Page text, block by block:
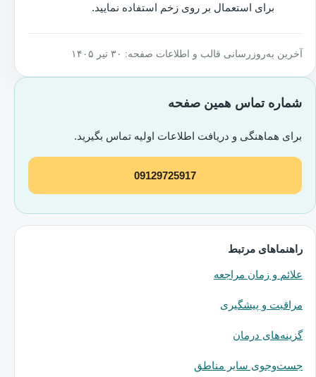
برای استعمال بر روی زخم استفاده نمایید.
آخرین به‌روزرسانی قالب و اطلاعات صفحه: ۳۰ تیر ۱۴۰۵
شماره تماس همین صفحه
برای هماهنگی و دریافت اطلاعات اولیه تماس بگیرید.
09129725917
راهنماهای مرتبط
علائم و زمان مراجعه
مراقبت و پیشگیری
گزینه‌های درمان
جست‌وجوی سایر مناطق